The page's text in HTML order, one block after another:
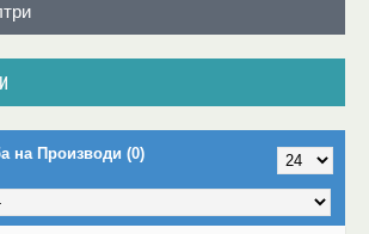
на Производи (0)